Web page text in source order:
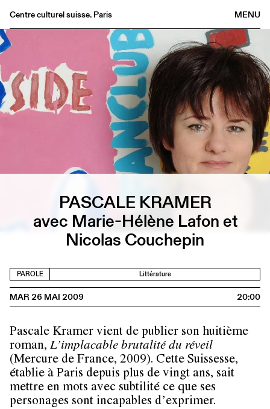
MENU
Centre culturel suisse. Paris
Agenda
Buvette
Archives
Médiathèque
FR/EN
PASCALE KRAMER
avec Marie-Hélène Lafon et
Nicolas Couchepin
PAROLE Littérature
MAR 26 MAI 2009 20:00
Pascale Kramer vient de publier son huitième
roman, L’implacable brutalité du réveil
(Mercure de France, 2009). Cette Suissesse,
établie à Paris depuis plus de vingt ans, sait
mettre en mots avec subtilité ce que ses
personages sont incapables d’exprimer.